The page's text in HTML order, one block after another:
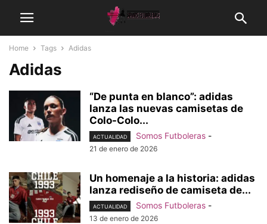
Home Tags Adidas
Adidas
“De punta en blanco”: adidas
lanza las nuevas camisetas de
Colo-Colo...
ACTUALIDAD Somos Futboleras -
21 de enero de 2026
Un homenaje a la historia: adidas
lanza rediseño de camiseta de...
ACTUALIDAD Somos Futboleras -
13 de enero de 2026